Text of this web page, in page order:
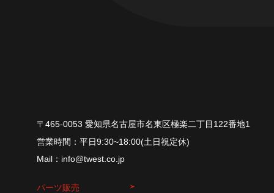
〒465-0053 愛知県名古屋市名東区極楽二丁目122番地1
平⽇9:30~18:00(⼟⽇祝定休)
info@twest.co.jp
パーツ販売